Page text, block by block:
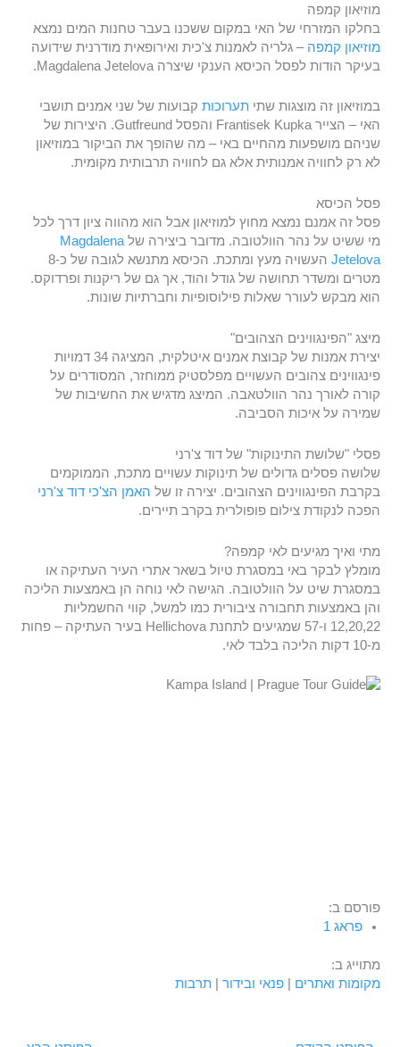
מוזיאון קמפה
בחלקו המזרחי של האי במקום ששכנו בעבר טחנות המים נמצא
מוזיאון קמפה – גלריה לאמנות צ'כית ואירופאית מודרנית שידועה
בעיקר הודות לפסל הכיסא הענקי שיצרה Magdalena Jetelova.
במוזיאון זה מוצגות שתיתערוכות קבועות של שני אמנים תושבי
האי – הצייר Frantisek Kupka והפסל Gutfreund. היצירות של
שניהם מושפעות מהחיים באי – מה שהופך את הביקור במוזיאון
לא רק לחוויה אמנותית אלא גם לחוויה תרבותית מקומית.
פסל הכיסא
פסל זה אמנם נמצא מחוץ למוזיאון אבל הוא מהווה ציון דרך לכל
מי ששיט על נהר הוולטובה. מדובר ביצירה שלMagdalena
Jetelova
העשויה מעץ ומתכת. הכיסא מתנשא לגובה של כ-8
מטרים ומשדר תחושה של גודל והוד, אך גם של ריקנות ופרדוקס.
הוא מבקש לעורר שאלות פילוסופיות וחברתיות שונות.
מיצג "הפינגווינים הצהובים"
יצירת אמנות של קבוצת אמנים איטלקית, המציגה 34 דמויות
פינגווינים צהובים העשויים מפלסטיק ממוחזר, המסודרים על
קורה לאורך נהר הוולטאבה. המיצג מדגיש את החשיבות של
שמירה על איכות הסביבה.
פסלי "שלושת התינוקות" של דוד צ'רני
שלושה פסלים גדולים של תינוקות עשויים מתכת, הממוקמים
בקרבת הפינגווינים הצהובים. יצירה זו של האמן הצ'כי דוד צ'רני
הפכה לנקודת צילום פופולרית בקרב תיירים.
מתי ואיך מגיעים לאי קמפה?
מומלץ לבקר באי במסגרת טיול בשאר אתרי העיר העתיקה או
במסגרת שיט על הוולטובה. הגישה לאי נוחה הן באמצעות הליכה
והן באמצעות תחבורה ציבורית כמו למשל, קווי החשמליות
12,20,22 ו-57 שמגיעים לתחנת Hellichova בעיר העתיקה – פחות
מ-10 דקות הליכה בלבד לאי.
פורסם ב:
פראג 1
מתוייג ב:
מקומות ואתרים |פנאי ובידור |תרבות